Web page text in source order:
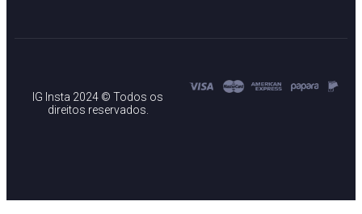
IG Insta 2024 © Todos os
direitos reservados.